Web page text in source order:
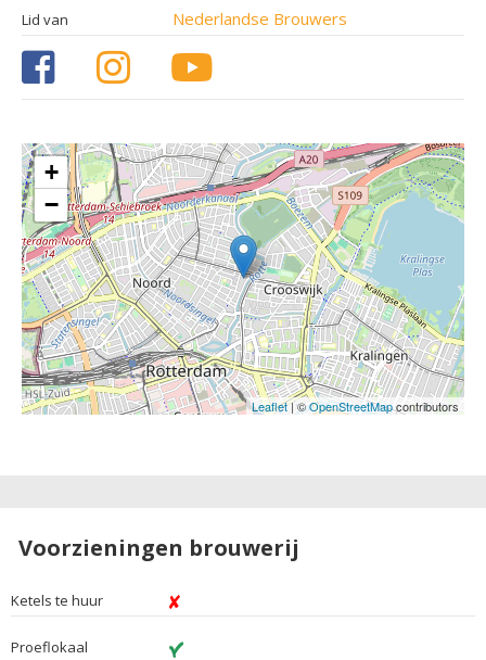
Lid van Nederlandse Brouwers
+
−
Leaflet| ©OpenStreetMapcontributors
Voorzieningen brouwerij
Ketels te huur
Proeflokaal